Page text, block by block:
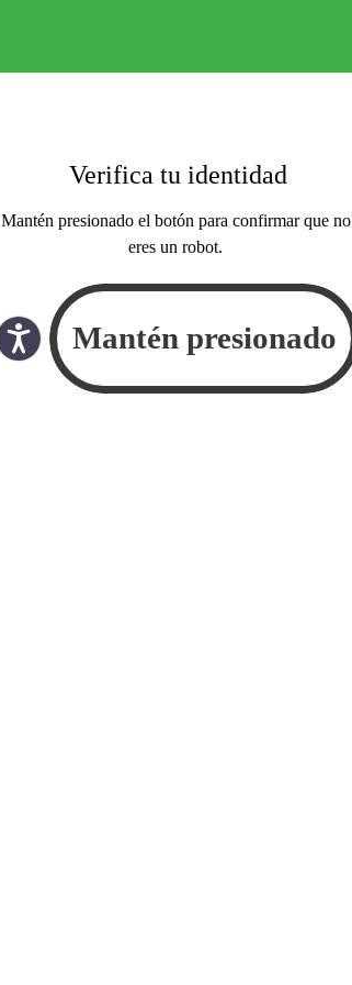
Verifica tu identidad
Mantén presionado el botón para confirmar que no
eres un robot.